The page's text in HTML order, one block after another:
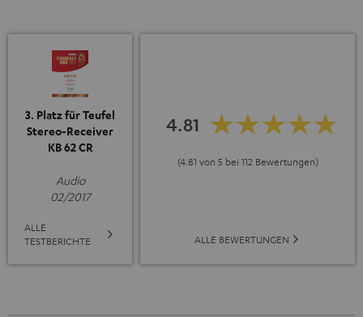
3. Platz für Teufel
Stereo-Receiver
KB 62 CR
Audio
02/2017
ALLE
TESTBERICHTE
4.81
(4.81 von 5 bei 112 Bewertungen)
ALLE BEWERTUNGEN